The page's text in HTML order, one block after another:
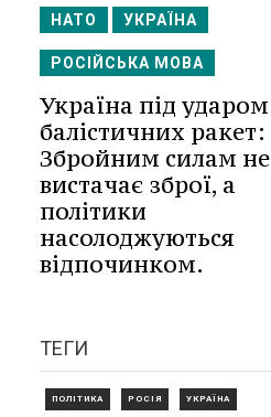
НАТО УКРАЇНА
РОСІЙСЬКА МОВА
Україна під ударом
балістичних ракет:
Збройним силам не
вистачає зброї, а
політики
насолоджуються
відпочинком.
ТЕГИ
ПОЛІТИКА РОСІЯ УКРАЇНА